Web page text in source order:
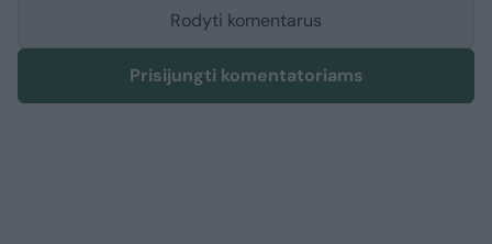
Rodyti komentarus
Prisijungti komentatoriams